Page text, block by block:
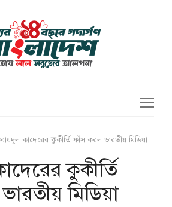
কাদেরের কুকীর্তি ফাঁস করল ভারতীয় মিডিয়া
কুকীর্তি
মিডিয়া